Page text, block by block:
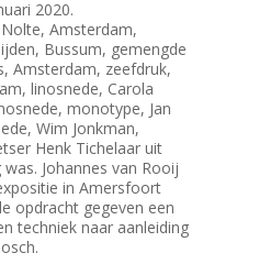
2020.
Amsterdam,
Bussum, gemengde
Amsterdam, zeefdruk,
linosnede, Carola
monotype, Jan
Wim Jonkman,
Henk Tichelaar uit
Johannes van Rooij
in Amersfoort
opdracht gegeven een
techniek naar aanleiding